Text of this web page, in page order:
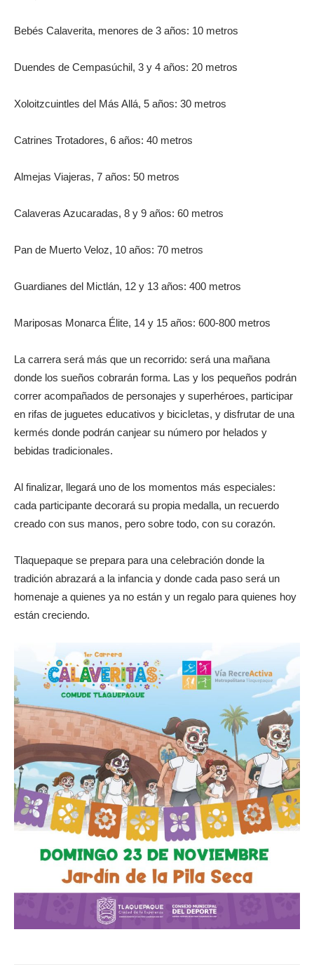
Bebés Calaverita, menores de 3 años: 10 metros
Duendes de Cempasúchil, 3 y 4 años: 20 metros
Xoloitzcuintles del Más Allá, 5 años: 30 metros
Catrines Trotadores, 6 años: 40 metros
Almejas Viajeras, 7 años: 50 metros
Calaveras Azucaradas, 8 y 9 años: 60 metros
Pan de Muerto Veloz, 10 años: 70 metros
Guardianes del Mictlán, 12 y 13 años: 400 metros
Mariposas Monarca Élite, 14 y 15 años: 600-800 metros
La carrera será más que un recorrido: será una mañana
donde los sueños cobrarán forma. Las y los pequeños podrán
correr acompañados de personajes y superhéroes, participar
en rifas de juguetes educativos y bicicletas, y disfrutar de una
kermés donde podrán canjear su número por helados y
bebidas tradicionales.
Al finalizar, llegará uno de los momentos más especiales:
cada participante decorará su propia medalla, un recuerdo
creado con sus manos, pero sobre todo, con su corazón.
Tlaquepaque se prepara para una celebración donde la
tradición abrazará a la infancia y donde cada paso será un
homenaje a quienes ya no están y un regalo para quienes hoy
están creciendo.